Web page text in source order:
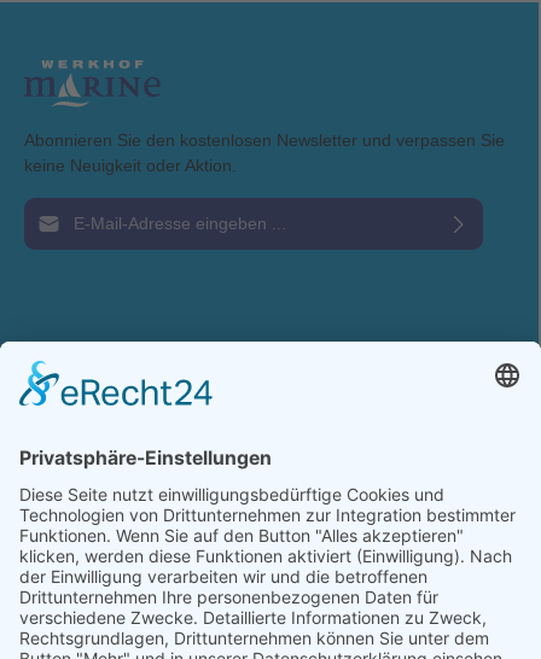
Abonnieren Sie den kostenlosen Newsletter und verpassen Sie
keine Neuigkeit oder Aktion.
E-Mail-Adresse*
Folge uns:
Service-Hotline
Shop Service
Information